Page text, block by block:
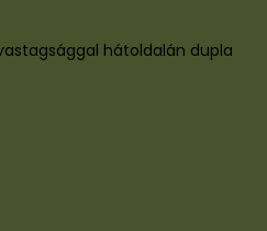
hátoldalán dupla